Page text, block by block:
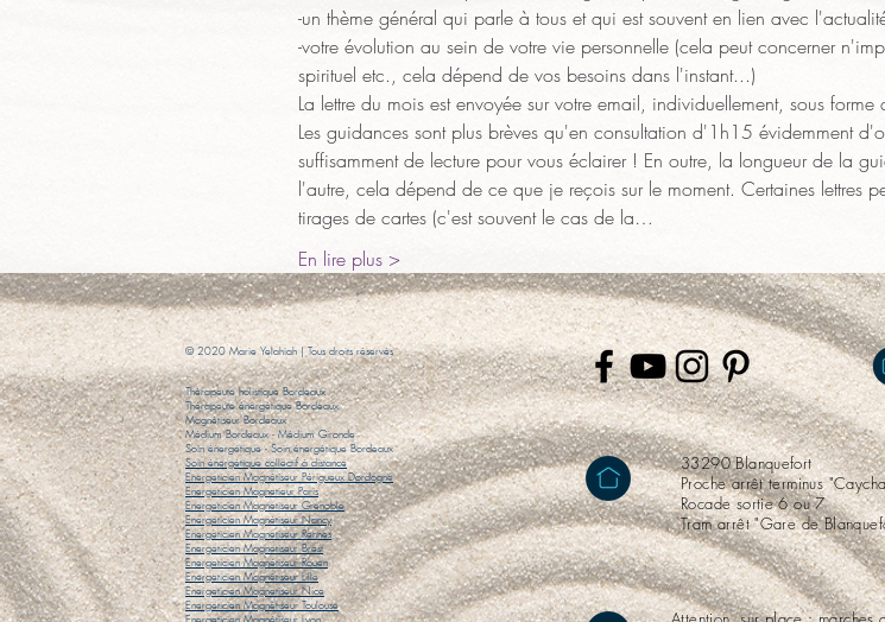
-un thème général qui parle à tous et qui est souvent en lien avec
-votre évolution au sein de votre vie personnelle (cela peut concerner
spirituel etc., cela dépend de vos besoins dans l'instant...)
La lettre du mois est envoyée sur votre email, individuellement, sous
Les guidances sont plus brèves qu'en consultation d'1h15 évidemment
suffisamment de lecture pour vous éclairer ! En outre, la longueur de la
l'autre, cela dépend de ce que je reçois sur le moment. Certaines lettres
tirages de cartes (c'est souvent le cas de la…
En lire plus >
© 2020 Marie Yelahiah | Tous droits réservés
Thérapeute holistique Bordeaux
Thérapeute énergétique Bordeaux
Magnétiseur Bordeaux
Médium Bordeaux- Médium Gironde
Soin énergétique- Soin énergétique Bordeaux
​Soin énergétique collectif à distance
Energeticien Magnétiseur Périgueux Dordogne
Energeticien Magnetieur Paris
Energeticien Magnetiseur Grenoble
Energeticien Magnétiseur Nancy
Energeticien Magnetiseur Rennes
Energeticien Magnetiseur Brest
Energeticien Magnétiseur Rouen
Energeticien Magnétiseur Lille
Energeticien Magnetiseur Nice
Energeticien Magnétiseur Toulouse
33290 Blanquefort
Proche arrêt terminus
Rocade sortie 6 ou 7
Tram arrêt "Gare de